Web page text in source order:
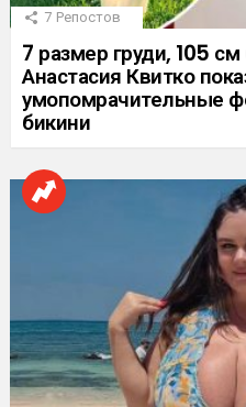
7 Репостов
7 размер груди, 105
Анастасия Квитко
умопомрачительные
бикини